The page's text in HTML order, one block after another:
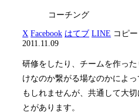
コーチング
X Facebook はてブ LINE コピー
2011.11.09
研修をしたり、チームを作っ
けなのか繋がる場なのかによ
もしれませんが、共通して大切
とがあります。